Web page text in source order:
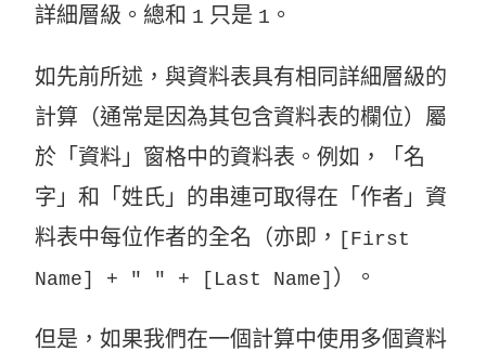
詳細層級。總和 1 只是 1 。
如先前所述，與資料表具有相同詳細層級的
計算（通常是因為其包含資料表的欄位）屬
於「資料」窗格中的資料表。例如，「名
字」和「姓氏」的串連可取得在「作者」資
料表中每位作者的全名（亦即，
[First
Name] + " " + [Last Name] ）。
但是，如果我們在一個計算中使用多個資料